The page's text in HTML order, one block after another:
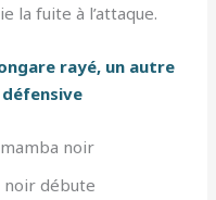
la fuite à l’attaque.
rayé, un autre
noir
noir débute